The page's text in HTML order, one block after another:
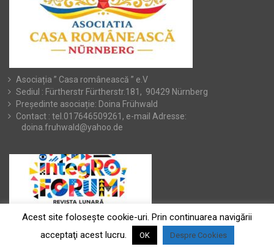
Asociația ” Casa românească ” e.V
Sediul : Fürtherstr Fürtherstr.181, 90429 Nürnberg
Președinte asociație: Doina Frühwald
Contact : tel.017646509261, e-mail Adresse:
doina.fruhwald@yahoo.de
Acest site foloseşte cookie-uri. Prin continuarea navigării
acceptaţi acest lucru.
OK Despre Cookies